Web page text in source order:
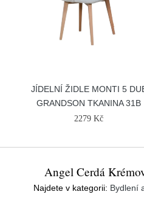
JÍDELNÍ ŽIDLE MONTI 5
GRANDSON TKANINA 31B
2279 Kč
Angel Cerdá
Najdete v kategorii: Bydlení